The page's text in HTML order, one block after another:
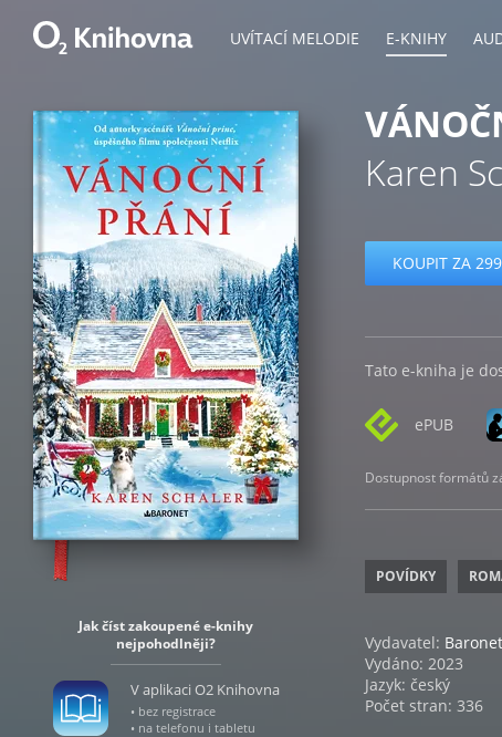
UVÍTACÍ MELODIE E-KNIHY
Jak číst zakoupené e-knihy
nejpohodlněji?
V aplikaci O2 Knihovna
• bez registrace
• na telefonu i tabletu
Karen
KOUPIT ZA
Tato e-kniha je
ePUB
Dostupnost formátů
POVÍDKY
Vydavatel: Baronet
Vydáno: 2023
Jazyk: český
Počet stran: 336